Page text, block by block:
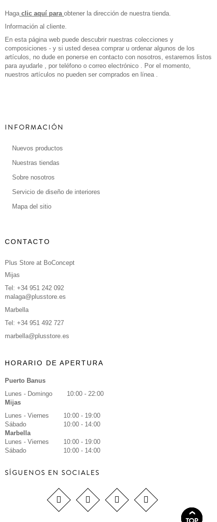
Haga clic aquí para obtener la dirección de nuestra tienda.
Información al cliente.
En esta página web puede descubrir nuestras colecciones y
composiciones - y si usted desea comprar u ordenar algunos de los
artículos, no dude en ponerse en contacto con nosotros, estaremos listos
para ayudarle , por teléfono o correo electrónico . Por el momento,
nuestros artículos no pueden ser comprados en línea .
INFORMACIÓN
Nuevos productos
Nuestras tiendas
Sobre nosotros
Servicio de diseño de interiores
Mapa del sitio
CONTACTO
Plus Store at BoConcept
Mijas
Tel: +34 951 242 092
malaga@plusstore.es
Marbella
Tel: +34 951 492 727
marbella@plusstore.es
HORARIO DE APERTURA
Puerto Banus
Lunes - Domingo
10:00 - 22:00
Mijas
Lunes - Viernes
10:00 - 19:00
Sábado
10:00 - 14:00
Marbella
Lunes - Viernes
10:00 - 19:00
Sábado
10:00 - 14:00
SÍGUENOS EN SOCIALES